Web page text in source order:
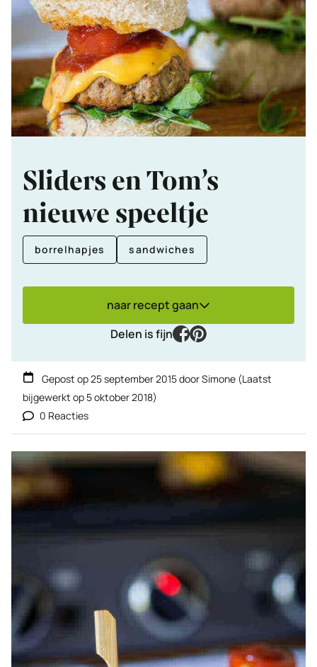
Sliders en Tom’s
nieuwe speeltje
borrelhapjes sandwiches
naar recept gaan
Delen is fijn
facebook
pinterest
Gepost op25 september 2015doorSimone (Laatst
bijgewerkt op 5 oktober 2018)
0 Reacties